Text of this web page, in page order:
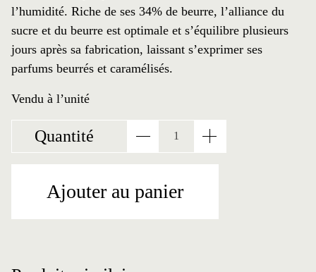
l’humidité. Riche de ses 34% de beurre, l’alliance du
sucre et du beurre est optimale et s’équilibre plusieurs
jours après sa fabrication, laissant s’exprimer ses
parfums beurrés et caramélisés.
Vendu à l’unité
Quantité
quantité de Gâteau
Ajouter au panier